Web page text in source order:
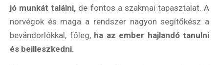
jó munkát találni, de fontos a szakmai tapasztalat. A
norvégok és maga a rendszer nagyon segítőkész a
bevándorlókkal, főleg, ha az ember hajlandó tanulni
és beilleszkedni.